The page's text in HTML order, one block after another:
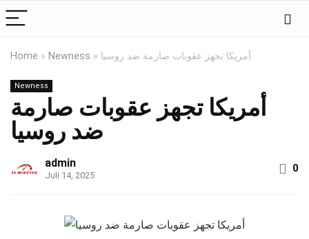
Home » Newness » أمريكا تجهز عقوبات صارمة ضد روسيا
Newness
أمريكا تجهز عقوبات صارمة
ضد روسيا
admin
Juli 14, 2025
0